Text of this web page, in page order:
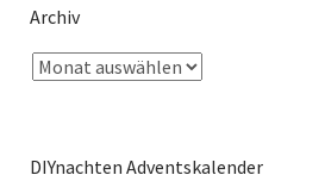
Archiv
DIYnachten Adventskalender